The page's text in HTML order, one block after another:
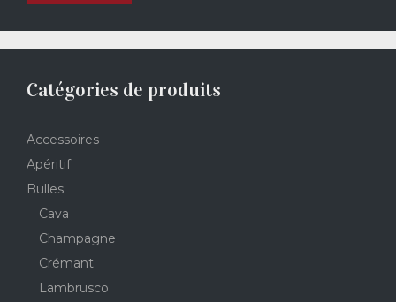
Catégories de produits
Accessoires
Apéritif
Bulles
Cava
Champagne
Crémant
Lambrusco